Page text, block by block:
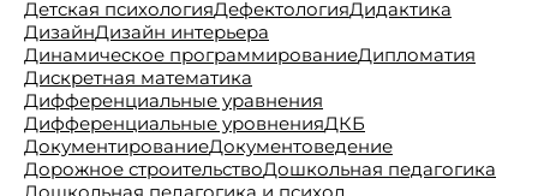
Детская психологияДефектологияДидактика
ДизайнДизайн интерьера
Динамическое программированиеДипломатия
Дискретная математика
Дифференциальные уравнения
Дифференциальные уровненияДКБ
ДокументированиеДокументоведение
Дорожное строительствоДошкольная педагогика